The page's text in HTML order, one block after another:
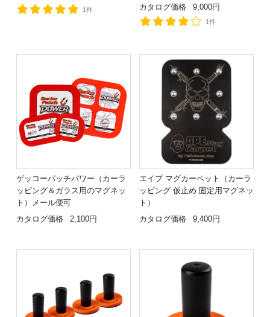
1件
カタログ価格
9,000円
1件
ゲッコーパッチパワー（カーラ
ッピング＆ガラス用のマグネッ
ト）メール便可
カタログ価格
2,100円
エイプ マグカーペット（カーラ
ッピング 仮止め 固定用マグネッ
ト）
カタログ価格
9,400円